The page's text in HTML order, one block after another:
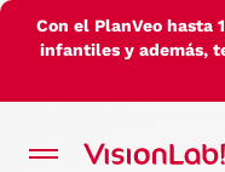
Con el PlanVeo hasta
infantiles y además,